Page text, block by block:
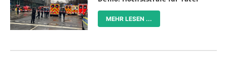
MEHR LESEN ...